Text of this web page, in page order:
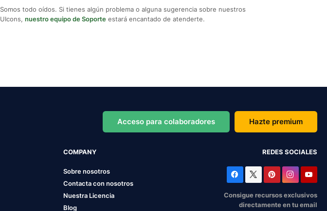
Somos todo oídos. Si tienes algún problema o alguna sugerencia sobre nuestros
UIcons, nuestro equipo de Soporte estará encantado de atenderte.
Acceso para colaboradores Hazte premium
COMPANY
Sobre nosotros
Contacta con nosotros
Nuestra Licencia
Blog
REDES SOCIALES
Consigue recursos exclusivos
directamente en tu email